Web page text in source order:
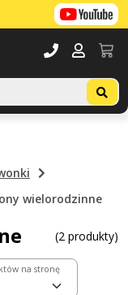
wielorodzinne
(2 produkty)
na stronę